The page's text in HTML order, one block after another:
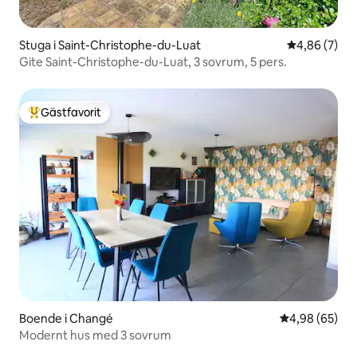
Stuga i Saint-Christophe-du-Luat 4,86 av 5 i
4,86 (7)
Gite Saint-Christophe-du-Luat, 3 sovrum, 5 pers.
Populär gästfavorit
Gästfavorit
Boende i Changé 4,98 av 5 i
4,98 (65)
Modernt hus med 3 sovrum